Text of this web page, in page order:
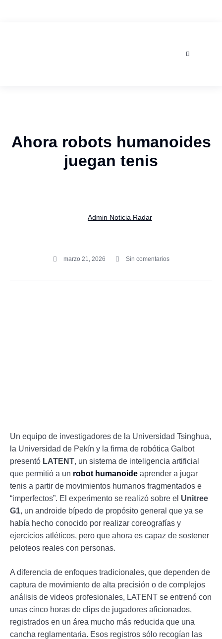
Ahora robots humanoides
juegan tenis
Admin Noticia Radar
marzo 21, 2026 Sin comentarios
Un equipo de investigadores de la Universidad Tsinghua,
la Universidad de Pekín y la firma de robótica Galbot
presentó LATENT, un sistema de inteligencia artificial
que permitió a un robot humanoide aprender a jugar
tenis a partir de movimientos humanos fragmentados e
“imperfectos”. El experimento se realizó sobre el Unitree
G1, un androide bípedo de propósito general que ya se
había hecho conocido por realizar coreografías y
ejercicios atléticos, pero que ahora es capaz de sostener
peloteos reales con personas.​
A diferencia de enfoques tradicionales, que dependen de
captura de movimiento de alta precisión o de complejos
análisis de videos profesionales, LATENT se entrenó con
unas cinco horas de clips de jugadores aficionados,
registrados en un área mucho más reducida que una
cancha reglamentaria. Esos registros sólo recogían las